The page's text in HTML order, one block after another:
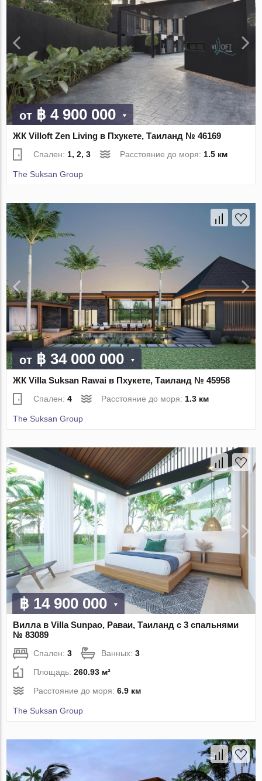
от ฿ 4 900 000
ЖК Villoft Zen Living в Пхукете, Таиланд № 46169
Спален:1, 2, 3 Расстояние до моря:1.5 км
The Suksan Group
от ฿ 34 000 000
ЖК Villa Suksan Rawai в Пхукете, Таиланд № 45958
Спален:4 Расстояние до моря: 1.3 км
The Suksan Group
฿ 14 900 000
Вилла в Villa Sunpao, Раваи, Таиланд с 3 спальнями
№ 83089
Спален:3 Ванных:3
Площадь:260.93 м²
Расстояние до моря:6.9 км
The Suksan Group